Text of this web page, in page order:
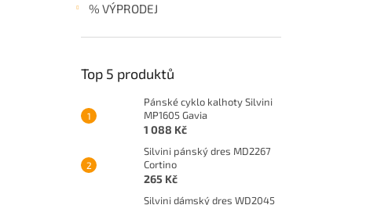
% VÝPRODEJ
Top 5 produktů
Pánské cyklo kalhoty Silvini
MP1605 Gavia
1 088 Kč
Silvini pánský dres MD2267
Cortino
265 Kč
Silvini dámský dres WD2045